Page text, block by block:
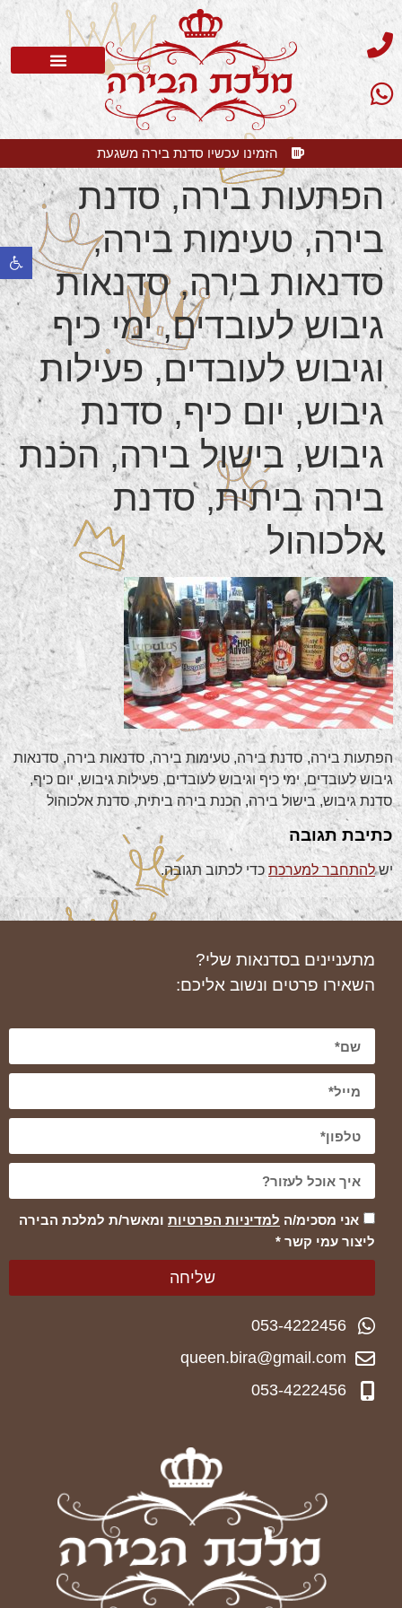
הזמינו עכשיו סדנת בירה משגעת
הפתעות בירה, סדנת
בירה, טעימות בירה,
סדנאות בירה, סדנאות
גיבוש לעובדים, ימי כיף
וגיבוש לעובדים, פעילות
גיבוש, יום כיף, סדנת
גיבוש, בישול בירה, הכנת
בירה ביתית, סדנת
אלכוהול
הפתעות בירה, סדנת בירה, טעימות בירה, סדנאות בירה, סדנאות
גיבוש לעובדים, ימי כיף וגיבוש לעובדים, פעילות גיבוש, יום כיף,
סדנת גיבוש, בישול בירה, הכנת בירה ביתית, סדנת אלכוהול
כתיבת תגובה
ישלהתחבר למערכת כדי לכתוב תגובה.
053-4222456
queen.bira@gmail.com
053-4222456
מתעניינים בסדנאות שלי?
השאירו פרטים ונשוב אליכם:
אני מסכימ/ה למדיניות הפרטיות ומאשר/ת למלכת הבירה
ליצור עמי קשר *
שליחה